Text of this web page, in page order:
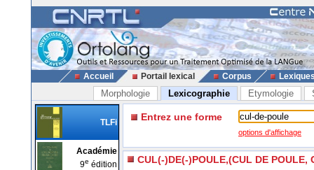
Accueil Portail lexical Corpus
Morphologie Lexicographie Etymologie
TLFi
Académie
9e édition
Entrez une forme
options d'affichage
CUL(-)DE(-)POULE,(CUL DE POULE,